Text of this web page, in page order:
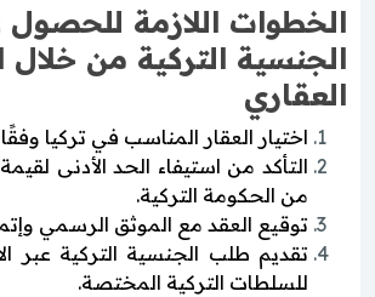
الخطوات اللازمة للحصول
الجنسية التركية من خلال
العقاري
اختيار العقار المناسب في تركيا
التأكد من استيفاء الحد الأدنى
من الحكومة التركية.
توقيع العقد مع الموثق الرسمي
تقديم طلب الجنسية التركية عبر
للسلطات التركية المختصة.